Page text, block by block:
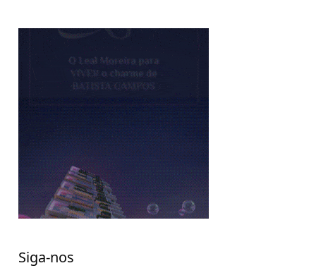
Siga-nos